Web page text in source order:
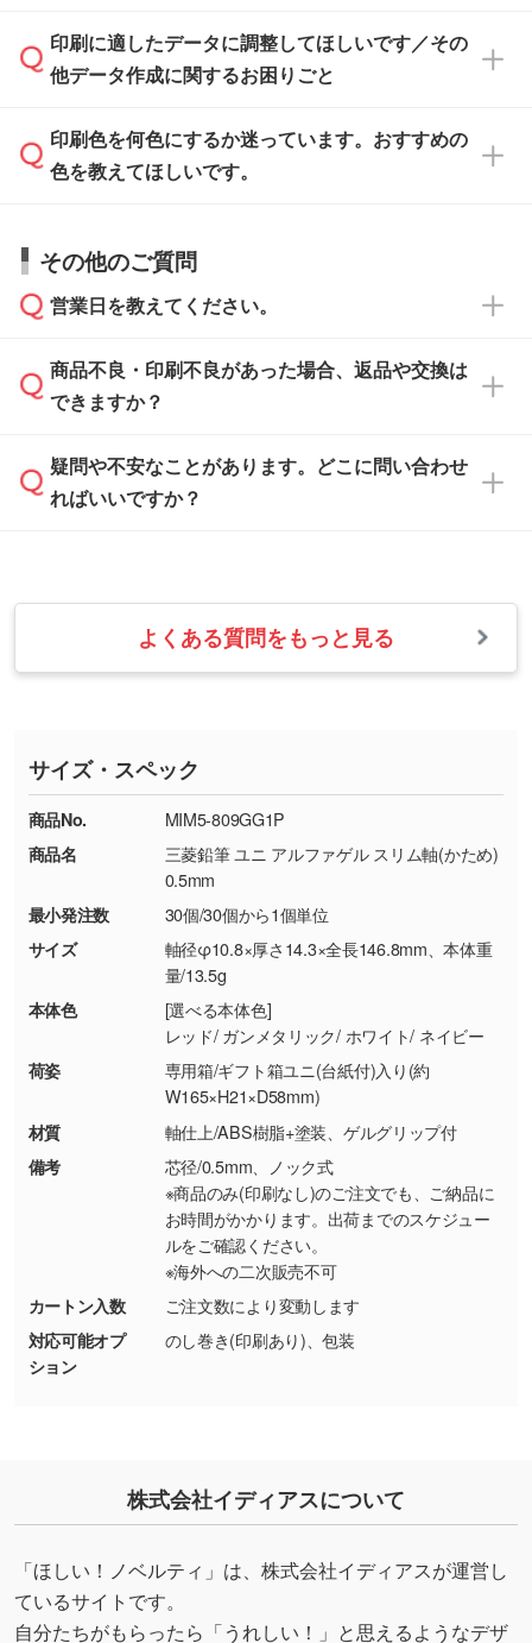
ご入稿後は経験豊富なスタッフがデータに不備
がないかチェックし、お客様と確認してから印
刷に進みますので、ご安心ください。
入稿用のテンプレートはPDF形式ですが、
IllustratorやPhotoshopで開いてご利用いただけ
方」をご確認ください。
印刷に適したデータ・解像度かどうか、担当ス
タッフが事前に確認いたします。
ムへ添付いただくか、担当スタッフ宛にメール
でお送りください。
い合わせください。
なお、印刷用データの作り方に関する詳細は、
印刷に適したデータに調整してほしいです／その
他データ作成に関するお困りごと
データ作成でお困りの際には、担当スタッフが
サポートいたしますのでお気軽にご相談くださ
から添付してお送りください。
・解像度の低いデータをトレース/調整してほ
しい
解像度の低い画像や、手書きのイラスト、写真
などを、印刷に適したベクターデータに変換し
・フルカラーデータを1色に変換してほしい
・1色印刷でグラデーションや濃淡を表現した
い
す。→詳しく見る
・コーポレートカラーを使って印刷したい／印
刷色にこだわりがある
DIC・PANTONEなどのカラーチップの指定や、
現物支給による色指定も承っております。→
しく見る
・背景がある画像からキャラクター部分だけを
使いたいです
シンプルな背景のデータや、使いたいキャラク
ター部分の輪郭がはっきりしているデータは切
り抜き処理が可能です。→詳しく見る
・持っているデータの背景が足りない／塗り足
しの作り方が分からない
印刷したいデータが印刷範囲よりも小さい場
合、シンプルな色・柄の背景であれば拡張が可
能です。→
詳しく見る
・デザインにQRコードを入れたい／QRコード
詳しく見る
印刷色を何色にするか迷っています。おすすめの
色を教えてほしいです。
相談いただきますと、担当スタッフがお客様の
ご希望や商品の本体色を確認し、印刷色をご提
本体色がブラック、ネイビーなど濃色の場合は
白色か淡い色の印刷色をおすすめしておりま
す。
本体色がナチュラルなど淡色の場合、印刷をく
っきりと目立たせたいときは濃い印刷色が、柔
らかい雰囲気にしたいときは淡い印刷色が映え
また、お選びいただいた印刷色が本体色に合わ
ない場合や仕上がりに影響しそうな場合は、ス
タッフから別の色をご案内することもございま
その他のご質問
営業日を教えてください。
営業日は平日の10:00～18:00で、土日祝日はお
休みとなります。注文・見積・お問い合わせ
速やかに対応いたします。
商品不良・印刷不良があった場合、返品や交換は
できますか？
お手数をお掛けいたしますが、至急担当スタッ
フまでご連絡ください。商品の状況を確認し、
・お届け時に商品が損傷・故障している場合
・ご注文と異なる商品が届いた場合
・印刷不良があった場合
※詳しくは「商品の良品基準について
ください。
【返品・交換ができない場合】
・お客様の元で商品を加工された場合、または
商品が破損した場合
・商品到着後7日以上経過している場合
・お客様のご都合による返品・交換依頼(商
品・色・数量などの注文間違い等)
疑問や不安なことがあります。どこに問い合わせ
ればいいですか？
業日以内に担当スタッフよりメールにてご連絡
いたします。
お急ぎの場合はお電話でのご質問も受け付けて
TEL：0422-29-9911 営業時間10:00～
18:00(土日祝日除く)
お問い合わせフォームはこちら
よくある質問をもっと見る
サイズ・スペック
商品No.
MIM5-809GG1P
商品名
三菱鉛筆 ユニ アルファゲル スリム軸(かため)
0.5mm
最小発注数
30個/30個から1個単位
サイズ
軸径φ10.8×厚さ14.3×全長146.8mm、本体重
量/13.5g
本体色
[選べる本体色]
レッド/ ガンメタリック/ ホワイト/ ネイビー
荷姿
専用箱/ギフト箱ユニ(台紙付)入り(約
W165×H21×D58mm)
材質
軸仕上/ABS樹脂+塗装、ゲルグリップ付
備考
芯径/0.5mm、ノック式
※商品のみ(印刷なし)のご注文でも、ご納品に
お時間がかかります。出荷までのスケジュー
ルをご確認ください。
※海外への二次販売不可
カートン入数
ご注文数により変動します
対応可能オプ
ション
のし巻き(印刷あり)、包装
株式会社イディアスについて
「ほしい！ノベルティ」は、株式会社イディアスが運営し
ているサイトです。
自分たちがもらったら「うれしい！」と思えるようなデザ